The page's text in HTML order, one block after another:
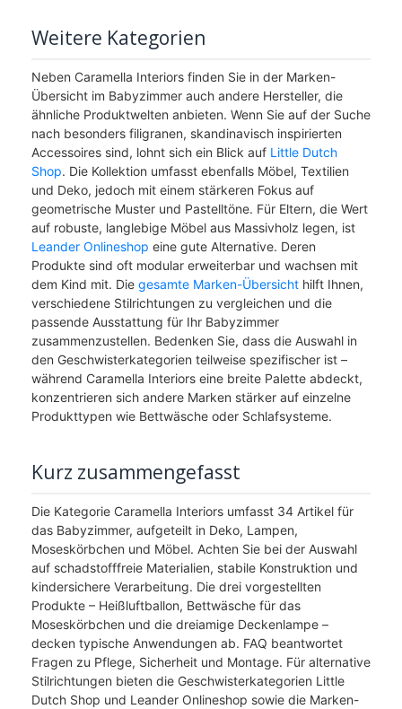
Weitere Kategorien
Neben Caramella Interiors finden Sie in der Marken-
Übersicht im Babyzimmer auch andere Hersteller, die
ähnliche Produktwelten anbieten. Wenn Sie auf der Suche
nach besonders filigranen, skandinavisch inspirierten
Accessoires sind, lohnt sich ein Blick auf Little Dutch
Shop. Die Kollektion umfasst ebenfalls Möbel, Textilien
und Deko, jedoch mit einem stärkeren Fokus auf
geometrische Muster und Pastelltöne. Für Eltern, die Wert
auf robuste, langlebige Möbel aus Massivholz legen, ist
Leander Onlineshop eine gute Alternative. Deren
Produkte sind oft modular erweiterbar und wachsen mit
dem Kind mit. Die gesamte Marken-Übersicht hilft Ihnen,
verschiedene Stilrichtungen zu vergleichen und die
passende Ausstattung für Ihr Babyzimmer
zusammenzustellen. Bedenken Sie, dass die Auswahl in
den Geschwisterkategorien teilweise spezifischer ist –
während Caramella Interiors eine breite Palette abdeckt,
konzentrieren sich andere Marken stärker auf einzelne
Produkttypen wie Bettwäsche oder Schlafsysteme.
Kurz zusammengefasst
Die Kategorie Caramella Interiors umfasst 34 Artikel für
das Babyzimmer, aufgeteilt in Deko, Lampen,
Moseskörbchen und Möbel. Achten Sie bei der Auswahl
auf schadstofffreie Materialien, stabile Konstruktion und
kindersichere Verarbeitung. Die drei vorgestellten
Produkte – Heißluftballon, Bettwäsche für das
Moseskörbchen und die dreiamige Deckenlampe –
decken typische Anwendungen ab. FAQ beantwortet
Fragen zu Pflege, Sicherheit und Montage. Für alternative
Stilrichtungen bieten die Geschwisterkategorien Little
Dutch Shop und Leander Onlineshop sowie die Marken-